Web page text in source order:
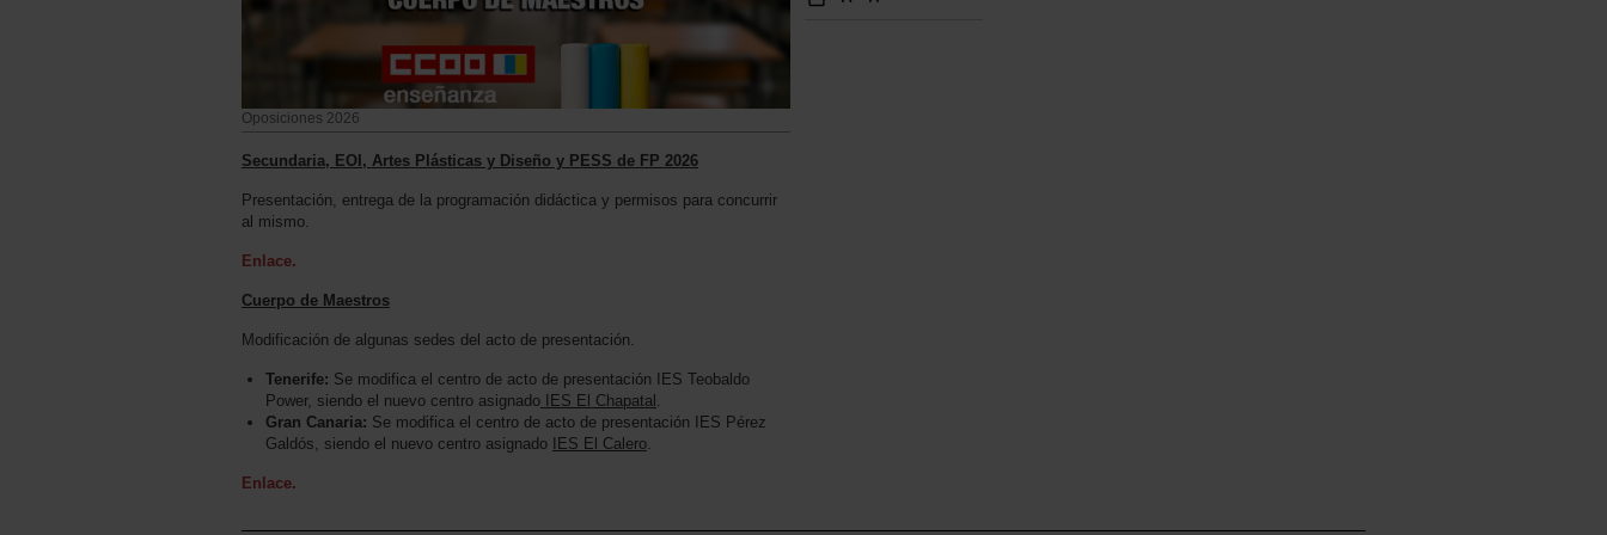
Oposiciones 2026
Secundaria, EOI, Artes Plásticas y Diseño y PESS de FP 2026
Presentación, entrega de la programación didáctica y permisos para concurrir
al mismo.
Enlace.
Cuerpo de Maestros
Modificación de algunas sedes del acto de presentación.
Tenerife: Se modifica el centro de acto de presentación IES Teobaldo
Power, siendo el nuevo centro asignado IES El Chapatal
Gran Canaria: Se modifica el centro de acto de presentación IES Pérez
Galdós, siendo el nuevo centro asignado
IES El Calero
Enlace.